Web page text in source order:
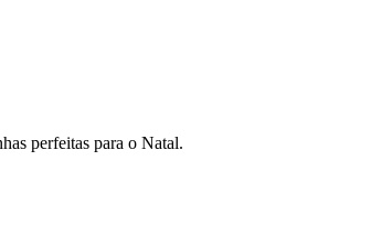
perfeitas para o Natal.